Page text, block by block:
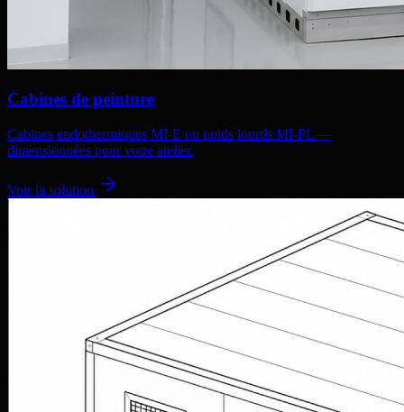
Cabines de peinture
Cabines endothermiques MI-E ou poids lourds MI-PL —
dimensionnées pour votre atelier.
Voir la solution